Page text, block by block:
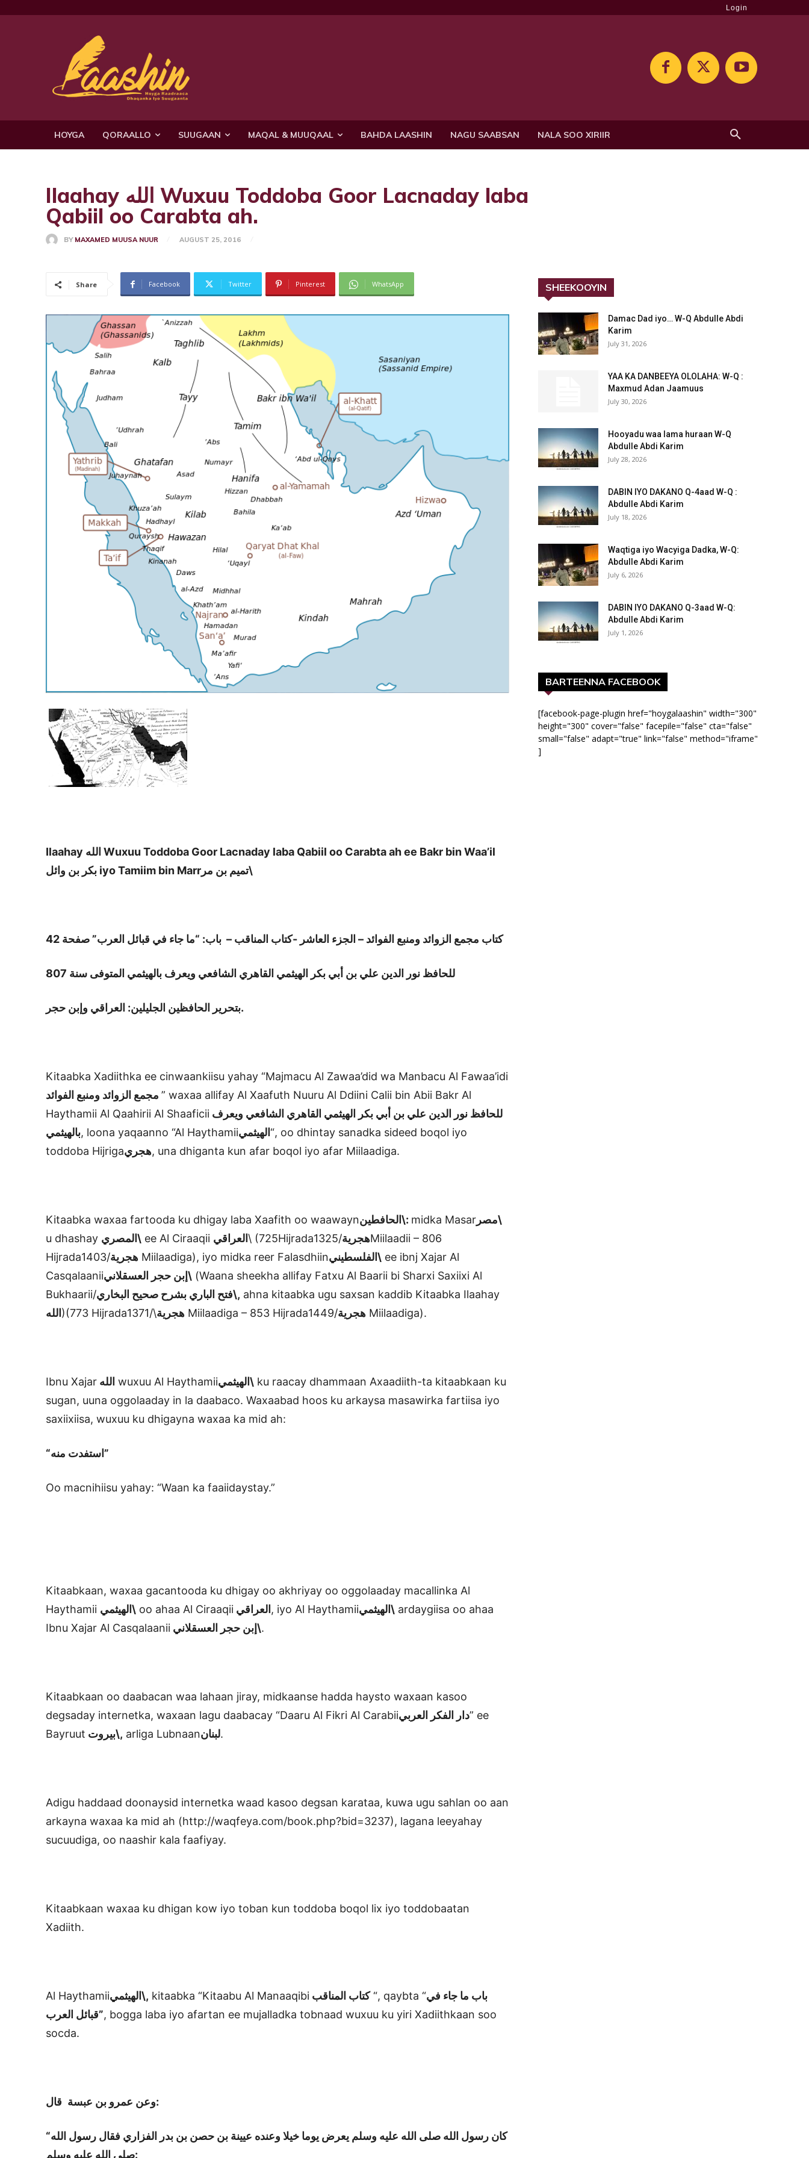
Login
HOYGA QORAALLO SUUGAAN MAQAL & MUUQAAL BAHDA LAASHIN NAGU SAABSAN NALA SOO XIRIIR
Ilaahay الله Wuxuu Toddoba Goor Lacnaday laba
Qabiil oo Carabta ah.
BY MAXAMED MUUSA NUUR AUGUST 25, 2016
Share Facebook Twitter Pinterest WhatsApp
Ilaahay الله Wuxuu Toddoba Goor Lacnaday laba Qabiil oo Carabta ah ee Bakr bin Waa’il
بكر بن وائل iyo Tamiim bin Marrتميم بن مر\
كتاب مجمع الزوائد ومنبع الفوائد – الجزء العاشر -كتاب المناقب – باب: “ما جاء في قبائل العرب” صفحة 42
للحافظ نور الدين علي بن أبي بكر الهيثمي القاهري الشافعي ويعرف بالهيثمي المتوفى سنة 807
بتحرير الحافظين الجليلين: العراقي وإبن حجر.
Kitaabka Xadiithka ee cinwaankiisu yahay “Majmacu Al Zawaa’did wa Manbacu Al Fawaa’idi
” waxaa allifay Al Xaafuth Nuuru Al Ddiini Calii bin Abii Bakr Al
Haythamii Al Qaahirii Al Shaaficii
بالهيثمي, loona yaqaanno “Al Haythamiiالهيثمي “, oo dhintay sanadka sideed boqol iyo
toddoba Hijrigaهجري, una dhiganta kun afar boqol iyo afar Miilaadiga.
Kitaabka waxaa fartooda ku dhigay laba Xaafith oo waawayn الحافطين\: midka Masar
مصر\
u dhashay
المصري\ ee Al Ciraaqii العراقي \ (725Hijrada هجرية /1325Miilaadii – 806
Hijrada
هجرية /1403 Miilaadiga), iyo midka reer Falasdhiin الفلسطيني\ ee ibnj Xajar Al
Casqalaanii
إبن حجر العسقلاني\ (Waana sheekha allifay Fatxu Al Baarii bi Sharxi Saxiixi Al
Bukhaarii/
فتح الباري بشرح صحيح البخاري\, ahna kitaabka ugu saxsan kaddib Kitaabka Ilaahay
الله
)(773 Hijrada هجرية \/1371 Miilaadiga – 853 Hijrada هجرية /1449 Miilaadiga).
Ibnu Xajar الله wuxuu Al Haythamii الهيثمي\ ku raacay dhammaan Axaadiith-ta kitaabkaan ku
sugan, uuna oggolaaday in la daabaco. Waxaabad hoos ku arkaysa masawirka fartiisa iyo
saxiixiisa, wuxuu ku dhigayna waxaa ka mid ah:
“استفدت منه”
Oo macnihiisu yahay: “Waan ka faaiidaystay.”
Kitaabkaan, waxaa gacantooda ku dhigay oo akhriyay oo oggolaaday macallinka Al
Haythamii
الهيثمي\ oo ahaa Al Ciraaqii العراقي , iyo Al Haythamii الهيثمي\ ardaygiisa oo ahaa
Ibnu Xajar Al Casqalaanii
إبن حجر العسقلاني\.
Kitaabkaan oo daabacan waa lahaan jiray, midkaanse hadda haysto waxaan kasoo
degsaday internetka, waxaan lagu daabacay “Daaru Al Fikri Al Carabiiدار الفكر العربي” ee
Bayruut
بيروت\, arliga Lubnaanلبنان.
Adigu haddaad doonaysid internetka waad kasoo degsan karataa, kuwa ugu sahlan oo aan
arkayna waxaa ka mid ah (http://waqfeya.com/book.php?bid=3237), lagana leeyahay
sucuudiga, oo naashir kala faafiyay.
Kitaabkaan waxaa ku dhigan kow iyo toban kun toddoba boqol lix iyo toddobaatan
Xadiith.
Al Haythamii الهيثمي\, kitaabka “Kitaabu Al Manaaqibi كتاب المناقب“, qaybta “باب ما جاء في
قبائل العرب”, bogga laba iyo afartan ee mujalladka tobnaad wuxuu ku yiri Xadiithkaan soo
socda.
وعن عمرو بن عبسةقال:
“كان رسول الله صلى الله عليه وسلم يعرض يوما خيلا وعنده عيينة بن حصن بن بدر الفزاري فقال رسول الله
صلى الله عليه وسلم:
SHEEKOOYIN
Damac Dad iyo… W-Q Abdulle Abdi
Karim
July 31, 2026
YAA KA DANBEEYA OLOLAHA: W-Q :
Maxmud Adan Jaamuus
July 30, 2026
Hooyadu waa lama huraan W-Q
Abdulle Abdi Karim
July 28, 2026
DABIN IYO DAKANO Q-4aad W-Q :
Abdulle Abdi Karim
July 18, 2026
Waqtiga iyo Wacyiga Dadka, W-Q:
Abdulle Abdi Karim
July 6, 2026
DABIN IYO DAKANO Q-3aad W-Q:
Abdulle Abdi Karim
July 1, 2026
BARTEENNA FACEBOOK
[facebook-page-plugin href="hoygalaashin" width="300"
height="300" cover="false" facepile="false" cta="false"
small="false" adapt="true" link="false" method="iframe"
]